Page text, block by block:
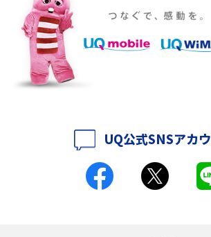
iPhone 16eとiPhone SE（第3世代）の違いは？サイ
て解説
iPhone 16eとiPhone 14を徹底比較！スペック・機能
紹介
iPhone 16とiPhone 15の違いは？カメラ・スペック・
iPhoneの機種変更のやり方は？事前準備・手順やデ
UQ公式SNSアカ